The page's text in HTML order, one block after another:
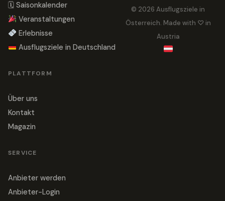
🗓 Saisonkalender
Veranstaltungen
Erlebnisse
Ausflugsziele in Deutschland
PLATTFORM
Über uns
Kontakt
Magazin
SERVICE
Anbieter werden
Anbieter-Login
© 2026 Ausflugsziele in
Österreich. Made with ♡ in
Austria